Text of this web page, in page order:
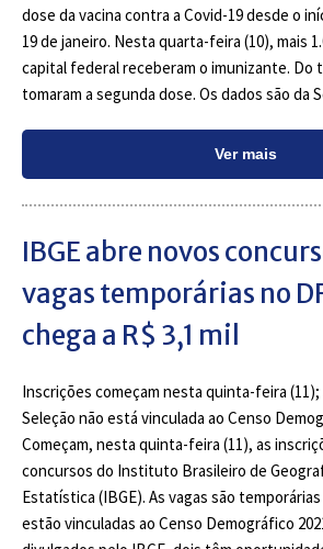
dose da vacina contra a Covid-19 desde o
19 de janeiro. Nesta quarta-feira (10), mais
capital federal receberam o imunizante. Do
tomaram a segunda dose. Os dados são da
Ver mais
IBGE abre novos
vagas temporárias no
chega a R$ 3,1 mil
Inscrições começam nesta quinta-feira (11);
Seleção não está vinculada ao Censo
Começam, nesta quinta-feira (11), as
concursos do Instituto Brasileiro de
Estatística (IBGE). As vagas são
estão vinculadas ao Censo Demográfico